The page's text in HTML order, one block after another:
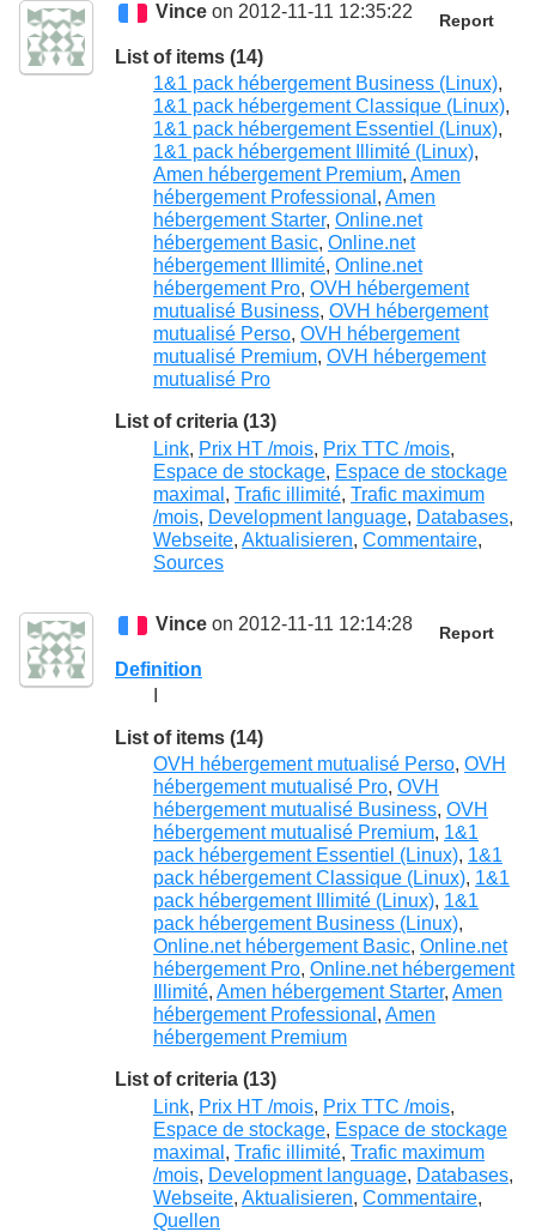
Vince on 2012-11-11 12:35:22 Report
List of items (14)
1&1 pack hébergement Business (Linux),
1&1 pack hébergement Classique (Linux),
1&1 pack hébergement Essentiel (Linux),
1&1 pack hébergement Illimité (Linux),
Amen hébergement Premium, Amen
hébergement Professional , Amen
hébergement Starter, Online.net
hébergement Basic, Online.net
hébergement Illimité, Online.net
hébergement Pro, OVH hébergement
mutualisé Business, OVH hébergement
mutualisé Perso, OVH hébergement
mutualisé Premium, OVH hébergement
mutualisé Pro
List of criteria (13)
Link, Prix HT /mois, Prix TTC /mois,
Espace de stockage, Espace de stockage
maximal , Trafic illimité, Trafic maximum
/mois, Development language, Databases,
Webseite, Aktualisieren, Commentaire,
Sources
Vince on 2012-11-11 12:14:28 Report
Definition
List of items (14)
OVH hébergement mutualisé Perso, OVH
hébergement mutualisé Pro, OVH
hébergement mutualisé Business, OVH
hébergement mutualisé Premium, 1&1
pack hébergement Essentiel (Linux), 1&1
pack hébergement Classique (Linux), 1&1
pack hébergement Illimité (Linux), 1&1
pack hébergement Business (Linux),
Online.net hébergement Basic, Online.net
hébergement Pro, Online.net hébergement
Illimité, Amen hébergement Starter, Amen
hébergement Professional , Amen
hébergement Premium
List of criteria (13)
Link, Prix HT /mois, Prix TTC /mois,
Espace de stockage, Espace de stockage
maximal , Trafic illimité, Trafic maximum
/mois, Development language, Databases,
Webseite, Aktualisieren, Commentaire,
Quellen